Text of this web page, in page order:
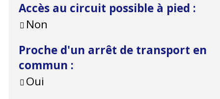
Accès au circuit possible à pied :
Non
Proche d'un arrêt de transport en
commun :
Oui